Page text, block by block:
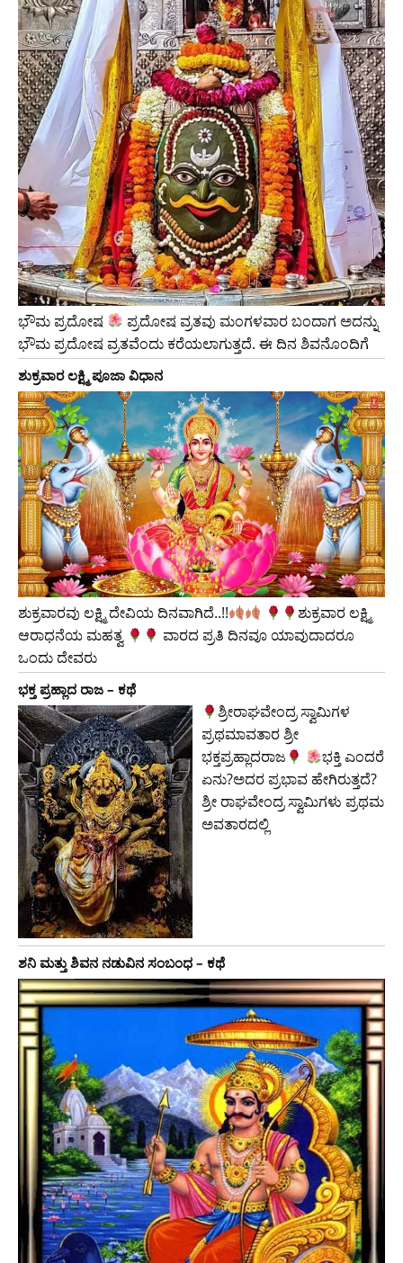
ಭೌಮ ಪ್ರದೋಷ
ಪ್ರದೋಷ ವ್ರತವು ಮಂಗಳವಾರ ಬಂದಾಗ ಅದನ್ನು
ಭೌಮ ಪ್ರದೋಷ ವ್ರತವೆಂದು ಕರೆಯಲಾಗುತ್ತದೆ. ಈ ದಿನ ಶಿವನೊಂದಿಗೆ
ಶುಕ್ರವಾರ ಲಕ್ಷ್ಮಿ ಪೂಜಾ ವಿಧಾನ
ಶುಕ್ರವಾರವು ಲಕ್ಷ್ಮಿ ದೇವಿಯ ದಿನವಾಗಿದೆ..!!
​ಶುಕ್ರವಾರ ಲಕ್ಷ್ಮಿ
ಆರಾಧನೆಯ ಮಹತ್ವ
ವಾರದ ಪ್ರತಿ ದಿನವೂ ಯಾವುದಾದರೂ
ಒಂದು ದೇವರು
ಭಕ್ತ ಪ್ರಹ್ಲಾದ ರಾಜ – ಕಥೆ
ಶ್ರೀರಾಘವೇಂದ್ರ ಸ್ವಾಮಿಗಳ
ಪ್ರಥಮಾವತಾರ ಶ್ರೀ
ಭಕ್ತಪ್ರಹ್ಲಾದರಾಜ
ಭಕ್ತಿ ಎಂದರೆ
ಏನು?ಅದರ ಪ್ರಭಾವ ಹೇಗಿರುತ್ತದೆ?
ಶ್ರೀ ರಾಘವೇಂದ್ರ ಸ್ವಾಮಿಗಳು ಪ್ರಥಮ
ಅವತಾರದಲ್ಲಿ
ಶನಿ ಮತ್ತು ಶಿವನ ನಡುವಿನ ಸಂಬಂಧ – ಕಥೆ